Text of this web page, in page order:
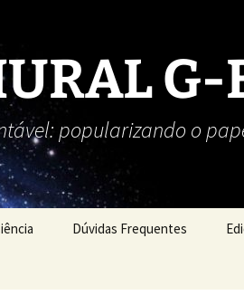
G-
popularizando o
Dúvidas Frequentes